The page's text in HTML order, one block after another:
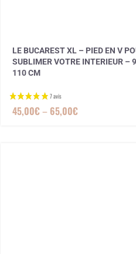
LE BUCAREST XL – PIED EN V
SUBLIMER VOTRE INTERIEUR –
110 CM
45,00€– 65,00€